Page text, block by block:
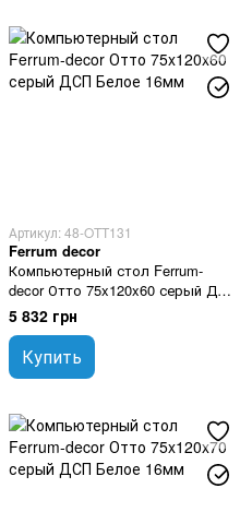
Артикул: 48-OTT131
Ferrum decor
Компьютерный стол Ferrum-
decor Отто 75x120x60 серый ДСП
Белое 16мм
5 832 грн
Купить